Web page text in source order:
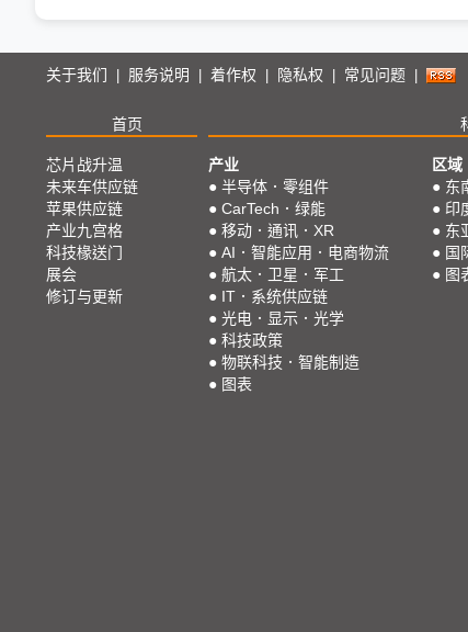
关于我们 服务说明 着作权 隐私权 常见问题
首页
芯片战升温
未来车供应链
苹果供应链
产业九宫格
科技椽送门
展会
修订与更新
产业
● 半导体．零组件
● CarTech．绿能
● 移动．通讯．XR
● AI．智能应用．电商物流
● 航太．卫星．军工
● IT．系统供应链
● 光电．显示．光学
● 科技政策
● 物联科技．智能制造
● 图表
区域
● 东
● 印
● 东
● 国
● 图